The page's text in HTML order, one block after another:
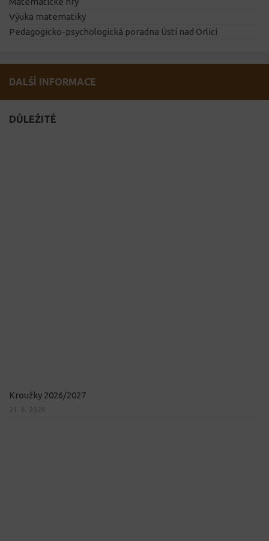
Výuka matematiky
Pedagogicko-psychologická poradna Ústí nad Orlicí
DALŠÍ INFORMACE
DŮLEŽITÉ
Kroužky 2026/2027
23. 6. 2026